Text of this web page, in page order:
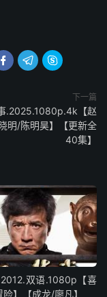
  
下一篇
.2025.1080p.4k【赵
明/陈明昊】【更新全
40集】
双语.1080p【喜
】【成龙/廖凡】